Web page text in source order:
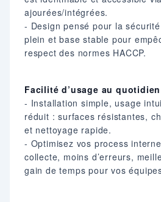
ajourées/intégrées.
- Design pensé pour la
plein et base stable pour
respect des normes HACCP.
Facilité d’usage au
- Installation simple, usage
réduit : surfaces résistantes,
et nettoyage rapide.
- Optimisez vos process
collecte, moins d’erreurs,
gain de temps pour vos